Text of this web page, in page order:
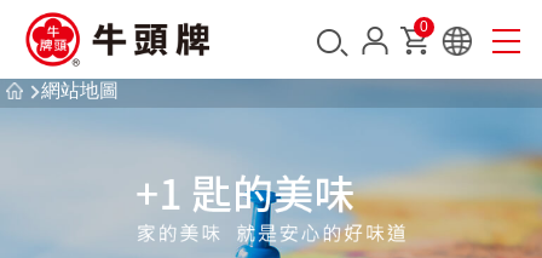
0
網站地圖